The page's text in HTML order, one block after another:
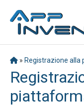
» Registrazione